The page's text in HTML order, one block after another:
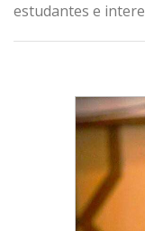
estudantes e